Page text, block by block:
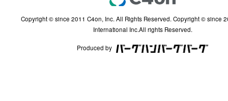
Copyright © since 2011 C4on, Inc. All Rights Reserved. Copyright © since 2002 InterServ
International Inc.All rights Reserved.
Produced by